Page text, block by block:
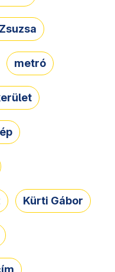
metró
Kürti Gábor